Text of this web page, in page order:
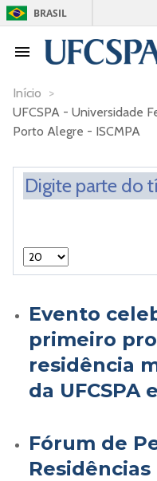
BRASIL
Início >
UFCSPA - Universidade
Porto Alegre - ISCMPA
Evento
primeiro
residência
da UFCSPA
Fórum de
Residências